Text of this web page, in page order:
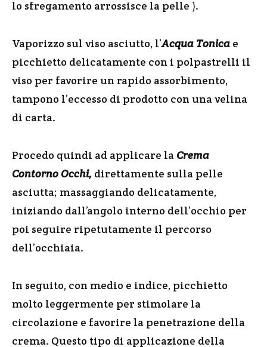
lo sfregamento arrossisce la pelle ).
Vaporizzo sul viso asciutto, l’Acqua Tonica e
picchietto delicatamente con i polpastrelli il
viso per favorire un rapido assorbimento,
tampono l’eccesso di prodotto con una velina
di carta.
Procedo quindi ad applicare la Crema
Contorno Occhi, direttamente sulla pelle
asciutta; massaggiando delicatamente,
iniziando dall’angolo interno dell’occhio per
poi seguire ripetutamente il percorso
dell’occhiaia.
In seguito, con medio e indice, picchietto
molto leggermente per stimolare la
circolazione e favorire la penetrazione della
crema. Questo tipo di applicazione della